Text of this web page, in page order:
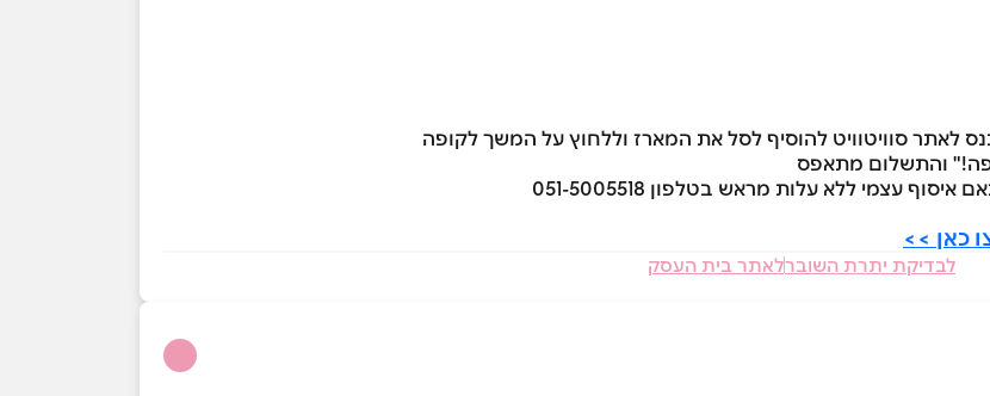
לאתר סוויטוויט להוסיף לסל את המארז וללחוץ על המשך לקופה
פה!" והתשלום מתאפס
כאן >>
לבדיקת יתרת השוברלאתר בית העסק